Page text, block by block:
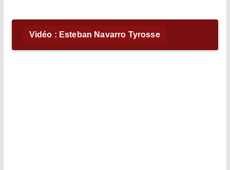
Vidéo : Esteban Navarro Tyrosse